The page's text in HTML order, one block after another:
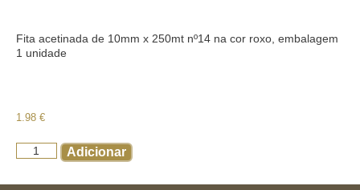
Fita acetinada de 10mm x 250mt nº14 na cor roxo, embalagem
1 unidade
1.98 €
Adicionar